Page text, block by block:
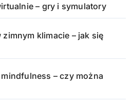
– gry i symulatory
klimacie – jak się
– czy można